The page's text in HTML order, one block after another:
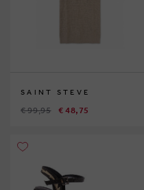
SAINT STEVE
€ 99,95 € 48,75